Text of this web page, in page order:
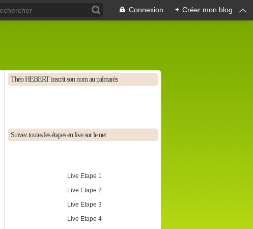
Connexion + Créer mon blog
Théo HEBERT inscrit son nom au palmarès
Suivez toutes les étapes en live sur le net
Live Etape 1
Live Etape 2
Live Etape 3
Live Etape 4